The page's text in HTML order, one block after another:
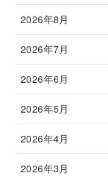
2026年8月
2026年7月
2026年6月
2026年5月
2026年4月
2026年3月